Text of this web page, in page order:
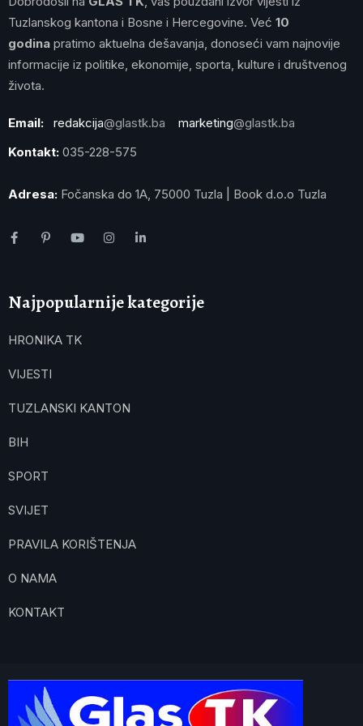
Tuzlanskog kantona i Bosne i Hercegovine. Već 10
godina pratimo aktuelna dešavanja, donoseći vam najnovije
informacije iz politike, ekonomije, sporta, kulture i društvenog
života.
Email: redakcija@glastk.ba marketing@glastk.ba
Kontakt: 035-228-575
Adresa: Fočanska do 1A, 75000 Tuzla | Book d.o.o Tuzla
Najpopularnije kategorije
HRONIKA TK
VIJESTI
TUZLANSKI KANTON
BIH
SPORT
SVIJET
PRAVILA KORIŠTENJA
O NAMA
KONTAKT